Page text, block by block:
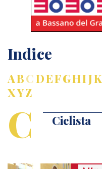
Indice
ABCDEFGHIJK
XYZ
C Ciclista